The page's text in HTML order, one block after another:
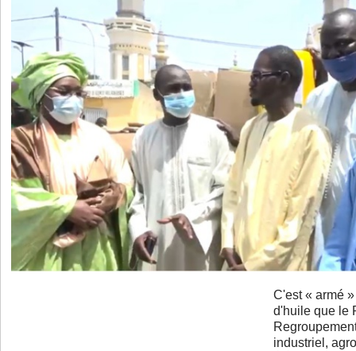
C'est « armé
d'huile que le
industriel,